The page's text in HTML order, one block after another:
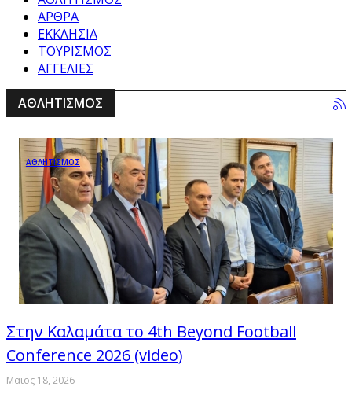
ΑΡΘΡΑ
ΕΚΚΛΗΣΙΑ
ΤΟΥΡΙΣΜΟΣ
ΑΓΓΕΛΙΕΣ
ΑΘΛΗΤΙΣΜΟΣ
ΑΘΛΗΤΙΣΜΟΣ
Στην Καλαμάτα το 4th Beyond Football
Conference 2026 (video)
Μαϊος 18, 2026